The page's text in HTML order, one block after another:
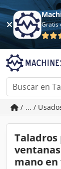
/ ... /
Taladros
mano